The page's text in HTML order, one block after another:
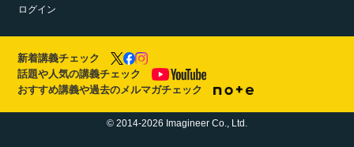
ログイン
新着講義チェック
話題や人気の講義チェック
おすすめ講義や過去のメルマガチェック
© 2014-2026 Imagineer Co., Ltd.